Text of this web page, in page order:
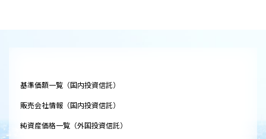
基準価額一覧（国内投資信託）
販売会社情報（国内投資信託）
純資産価格一覧（外国投資信託）